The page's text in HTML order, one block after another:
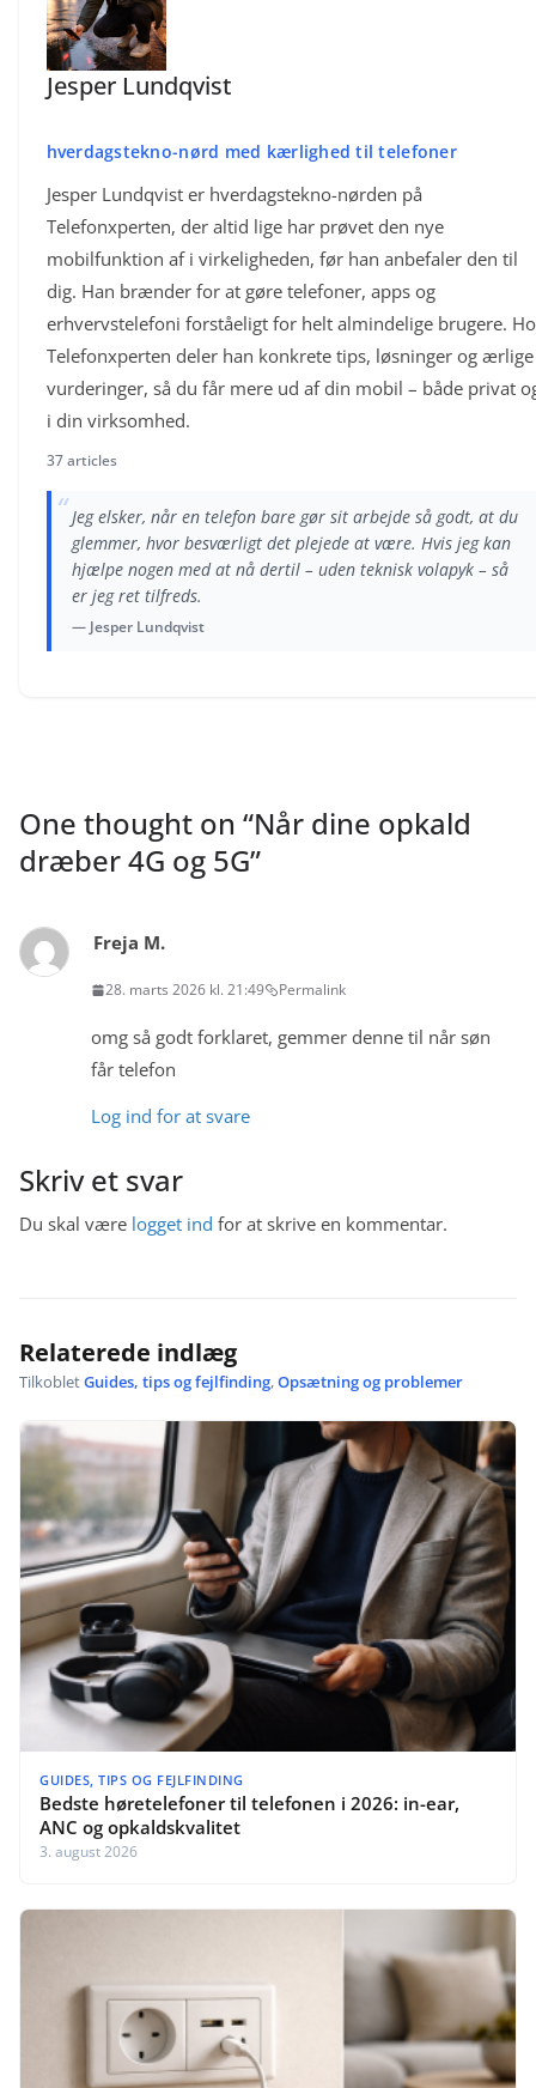
Jesper Lundqvist
hverdagstekno-nørd med kærlighed til telefoner
Jesper Lundqvist er hverdagstekno-nørden på
Telefonxperten, der altid lige har prøvet den nye
mobilfunktion af i virkeligheden, før han anbefaler den til
dig. Han brænder for at gøre telefoner, apps og
erhvervstelefoni forståeligt for helt almindelige brugere.
Telefonxperten deler han konkrete tips, løsninger og ærlige
vurderinger, så du får mere ud af din mobil – både privat
i din virksomhed.
37 articles
“Jeg elsker, når en telefon bare gør sit arbejde så godt, at du
glemmer, hvor besværligt det plejede at være. Hvis jeg kan
hjælpe nogen med at nå dertil – uden teknisk volapyk – så
er jeg ret tilfreds.
— Jesper Lundqvist
One thought on “Når dine opkald
dræber 4G og 5G”
Freja M.
28. marts 2026 kl. 21:49 Permalink
omg så godt forklaret, gemmer denne til når søn
får telefon
Log ind for at svare
Skriv et svar
Du skal være logget ind for at skrive en kommentar.
Relaterede indlæg
TilkobletGuides, tips og fejlfinding,Opsætning og problemer
GUIDES, TIPS OG FEJLFINDING
Bedste høretelefoner til telefonen i 2026: in-ear,
ANC og opkaldskvalitet
3. august 2026